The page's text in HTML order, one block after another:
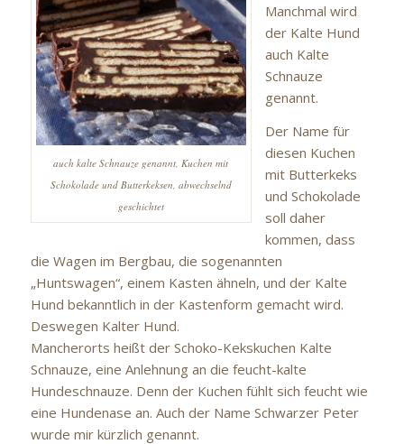
auch kalte Schnauze genannt, Kuchen mit
Schokolade und Butterkeksen, abwechselnd
geschichtet
Manchmal wird
der Kalte Hund
auch Kalte
Schnauze
genannt.
Der Name für
diesen Kuchen
mit Butterkeks
und Schokolade
soll daher
kommen, dass
die Wagen im Bergbau, die sogenannten
„Huntswagen“, einem Kasten ähneln, und der Kalte
Hund bekanntlich in der Kastenform gemacht wird.
Deswegen Kalter Hund.
Mancherorts heißt der Schoko-Kekskuchen Kalte
Schnauze, eine Anlehnung an die feucht-kalte
Hundeschnauze. Denn der Kuchen fühlt sich feucht wie
eine Hundenase an. Auch der Name Schwarzer Peter
wurde mir kürzlich genannt.